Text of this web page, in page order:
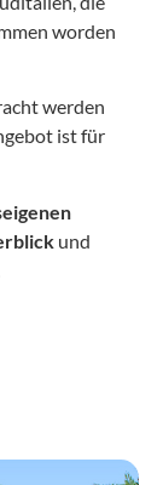
worden
werden
ist für
und